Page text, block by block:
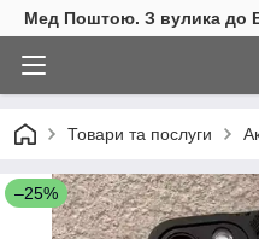
Мед Поштою. З вулика до
Товари та послуги
–25%